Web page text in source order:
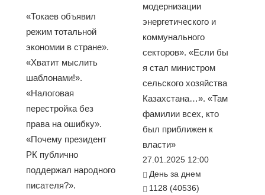
«Токаев объявил
режим тотальной
экономии в стране».
«Хватит мыслить
шаблонами!».
«Налоговая
перестройка без
права на ошибку».
«Почему президент
РК публично
поддержал народного
писателя?».
модернизации
энергетического и
коммунального
секторов». «Если бы
я стал министром
сельского хозяйства
Казахстана…». «Там
фамилии всех, кто
был приближен к
власти»
27.01.2025 12:00
День за днем
1128 (40536)